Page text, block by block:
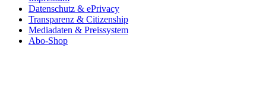
Datenschutz & ePrivacy
Transparenz & Citizenship
Mediadaten & Preissystem
Abo-Shop